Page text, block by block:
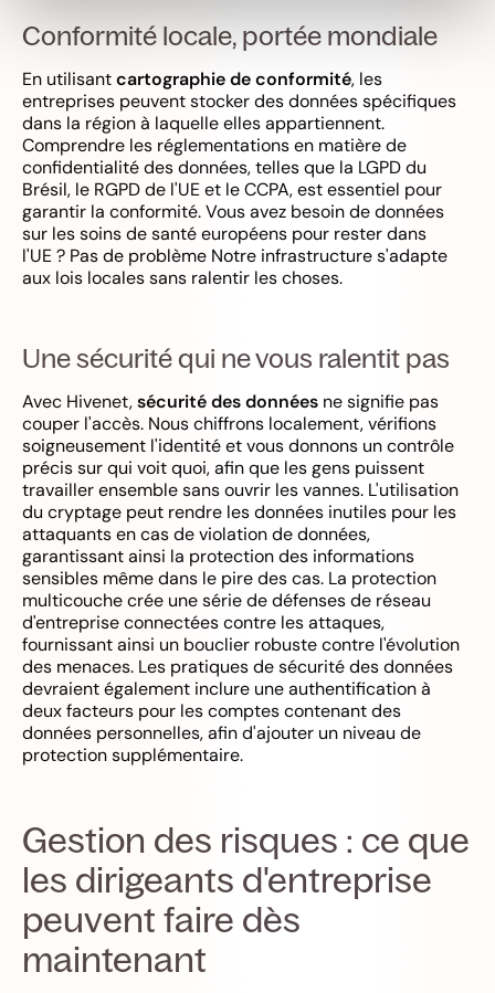
Conformité locale, portée mondiale
En utilisantcartographie de conformité, les
entreprises peuvent stocker des données spécifiques
dans la région à laquelle elles appartiennent.
Comprendre les réglementations en matière de
confidentialité des données, telles que la LGPD du
Brésil, le RGPD de l'UE et le CCPA, est essentiel pour
garantir la conformité. Vous avez besoin de données
sur les soins de santé européens pour rester dans
l'UE ? Pas de problème Notre infrastructure s'adapte
aux lois locales sans ralentir les choses.
Une sécurité qui ne vous ralentit pas
Avec Hivenet,sécurité des données ne signifie pas
couper l'accès. Nous chiffrons localement, vérifions
soigneusement l'identité et vous donnons un contrôle
précis sur qui voit quoi, afin que les gens puissent
travailler ensemble sans ouvrir les vannes. L'utilisation
du cryptage peut rendre les données inutiles pour les
attaquants en cas de violation de données,
garantissant ainsi la protection des informations
sensibles même dans le pire des cas. La protection
multicouche crée une série de défenses de réseau
d'entreprise connectées contre les attaques,
fournissant ainsi un bouclier robuste contre l'évolution
des menaces. Les pratiques de sécurité des données
devraient également inclure une authentification à
deux facteurs pour les comptes contenant des
données personnelles, afin d'ajouter un niveau de
protection supplémentaire.
Gestion des risques : ce que
les dirigeants d'entreprise
peuvent faire dès
maintenant